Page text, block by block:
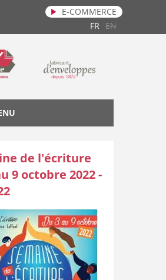
E-COMMERCE
FR EN
de l'écriture
9 octobre 2022 -